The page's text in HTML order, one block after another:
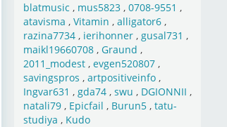
blatmusic , mus5823, 0708-9551 ,
atavisma , Vitamin , alligator6,
razina7734, ierihonner, gusal731 ,
maikl19660708, Graund ,
2011_modest, evgen520807,
savingspros , artpositiveinfo,
Ingvar631 , gda74, swu , DGIONNII ,
natali79, Epicfail , Burun5, tatu-
studiya , Kudo